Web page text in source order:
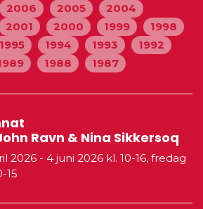
2006 2005
2004
2001 2000 1999
1998
1995 1994 1993
1992
1988 1987
Ravn & Nina Sikkersoq
2026 - 4 juni 2026 kl. 10-16, fredag
15